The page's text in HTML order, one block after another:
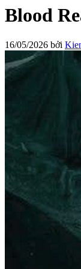
Blood
16/05/2026 bởi